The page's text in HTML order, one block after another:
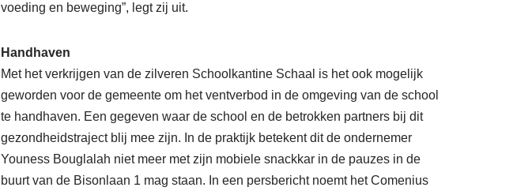
voeding en beweging”, legt zij uit.
Handhaven
Met het verkrijgen van de zilveren Schoolkantine Schaal is het ook mogelijk
geworden voor de gemeente om het ventverbod in de omgeving van de school
te handhaven. Een gegeven waar de school en de betrokken partners bij dit
gezondheidstraject blij mee zijn. In de praktijk betekent dit de ondernemer
Youness Bouglalah niet meer met zijn mobiele snackkar in de pauzes in de
buurt van de Bisonlaan 1 mag staan. In een persbericht noemt het Comenius